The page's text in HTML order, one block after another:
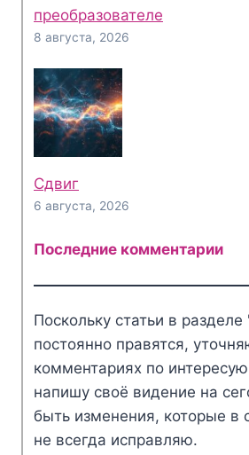
преобразователе
8 августа, 2026
Сдвиг
6 августа, 2026
Последние комментарии
Поскольку статьи в
постоянно правятся,
комментариях по
напишу своё видение на
быть изменения, которые в
не всегда исправляю.